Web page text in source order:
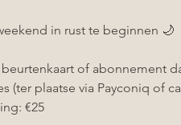
in rust te beginnen 🌙
of abonnement
(ter plaatse via Payconiq of
€25